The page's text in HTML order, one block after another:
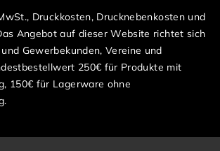
Druckkosten, Drucknebenkosten und
Angebot auf dieser Website richtet sich
Gewerbekunden, Vereine und
250€ für Produkte mit
150€ für Lagerware ohne